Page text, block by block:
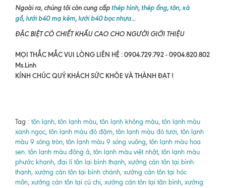
Ngoài ra, chúng tôi còn cung cấp thép hình, thép ống, tôn, xà
gồ, lưới b40 mạ kẽm, lưới b40 bọc nhựa...
ĐẶC BIỆT CÓ CHIẾT KHẤU CAO CHO NGƯỜI GIỚI THIỆU
MỌI THẮC MẮC VUI LÒNG LIÊN HỆ : 0904.729.792 - 0904.820.802
Ms.Linh
KÍNH CHÚC QUÝ KHÁCH SỨC KHỎE VÀ THÀNH ĐẠT !
Tag : tôn lạnh, tôn lạnh màu, tôn lạnh không màu, tôn lạnh màu
xanh ngọc, tôn lạnh màu đỏ đậm, tôn lạnh màu đỏ tươi, tôn lạnh
màu 9 sóng tròn, tôn lạnh màu 9 sóng vuông, tôn lạnh màu hoa
sen tôn lạnh màu đông á, tôn lạnh màu việt nhật, tôn lạnh màu
phước khanh, đại lí tôn lại bình thạnh, xưởng cán tôn tại bình
thạnh, xưởng cán tôn tại bình chánh, xưởng cán tôn tại hóc
môn, xưởng cán tôn tại củ chi, xưởng cán tôn tại tân bình, xưởng